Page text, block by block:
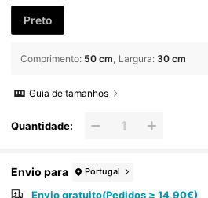
Preto
Comprimento: 50 cm Largura: 30 cm
Guia de tamanhos
Quantidade:
Envio para Portugal
Envio gratuito(Pedidos ≥ 14,90€)